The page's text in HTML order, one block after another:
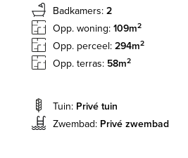
Badkamers: 2
Opp. woning: 109m2
Opp. perceel: 294m2
Opp. terras: 58m2
Tuin: Privé tuin
Zwembad: Privé zwembad